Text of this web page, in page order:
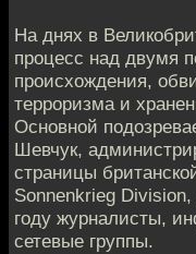
На днях в
процесс над двумя
происхождения,
терроризма и
Основной
Шевчук,
страницы
Sonnenkrieg
году журналисты,
сетевые группы.